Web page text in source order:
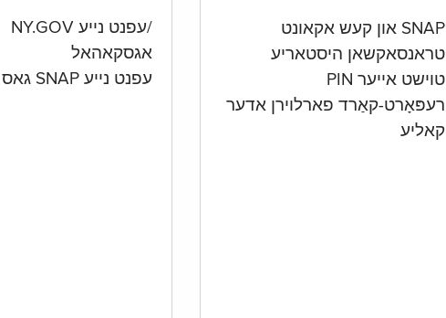
/עפנט נייע NY.GOV
אגסקאהאל
עפנט נייע SNAP גאס אקאונט
SNAP און קעש אקאונט
טראנסאקשאן היסטאריע
טוישט אייער PIN
רעפּאָרט-קאַרד פארלוירן אדער
קאליע